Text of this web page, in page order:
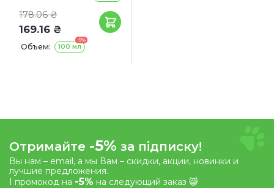
178.06 ₴
169.16 ₴
Объем:
-5%
100 мл
Отримайте -5% за підписку!
Вы нам – email, а мы Вам – скидки, акции, новинки и
лучшие предложения.
І промокод на -5% на следующий заказ 😸